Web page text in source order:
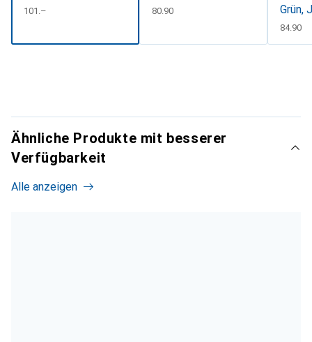
CHF
101.– CHF
80.90
Grün,
Green
CHF
84.90
Ähnliche Produkte mit besserer
Verfügbarkeit
Alle anzeigen